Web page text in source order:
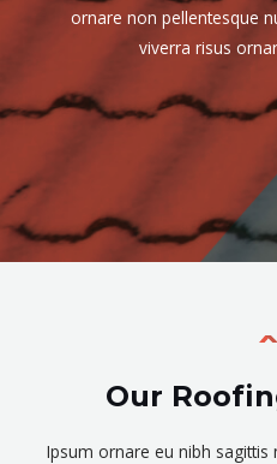
ornare non pellentesque
viverra risus
Our
Ipsum ornare eu nibh sagittis